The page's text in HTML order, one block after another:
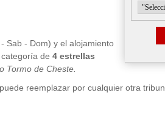
Sab - Dom) y el alojamiento
de 4 estrellas
Tormo de Cheste.
reemplazar por cualquier otra